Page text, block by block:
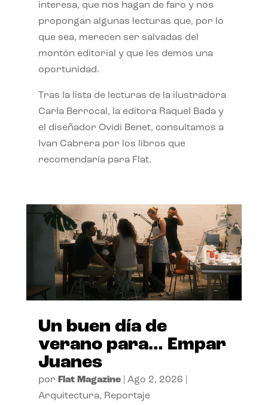
interesa, que nos hagan de faro y nos
propongan algunas lecturas que, por lo
que sea, merecen ser salvadas del
montón editorial y que les demos una
oportunidad.
Tras la lista de lecturas de la ilustradora
Carla Berrocal, la editora Raquel Bada y
el diseñador Ovidi Benet, consultamos a
Ivan Cabrera por los libros que
recomendaría para Flat.
Un buen día de
verano para… Empar
Juanes
por Flat Magazine| Ago 2, 2026
Arquitectura, Reportaje